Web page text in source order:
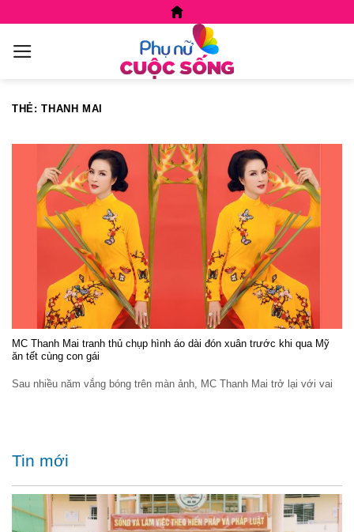
content
THẺ:THANH MAI
MC Thanh Mai tranh thủ chụp hình áo dài đón xuân trước khi qua Mỹ
ăn tết cùng con gái
Sau nhiều năm vắng bóng trên màn ảnh, MC Thanh Mai trở lại với vai
Tin mới